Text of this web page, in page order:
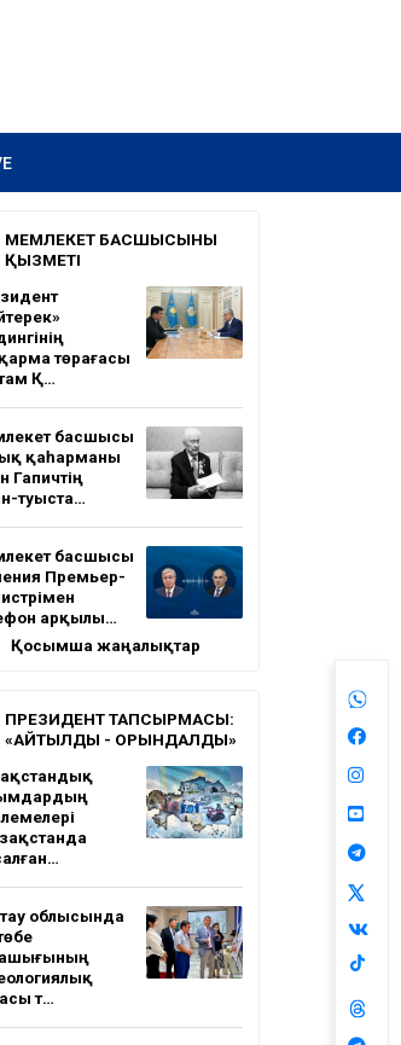
МЕМЛЕКЕТ БАСШЫСЫНЫҢ
ҚЫЗМЕТІ
төрағасы
Қ…
басшысы
қаһарманы
Гапичтің
туыста…
басшысы
Премьер-
арқылы…
Қосымша жаңалықтар
ПРЕЗИДЕНТ ТАПСЫРМАСЫ:
«АЙТЫЛДЫ - ОРЫНДАЛДЫ»
облысында
т…